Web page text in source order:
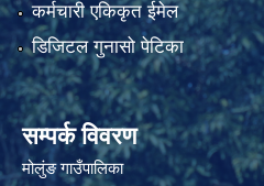
कर्मचारी एकिकृत ईमेल
डिजिटल गुनासो पेटिका
सम्पर्क विवरण
मोलुंङ गाउँपालिका